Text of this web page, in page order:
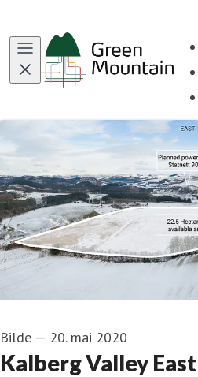
Bilde — 20. mai 2020
Kalberg Valley East